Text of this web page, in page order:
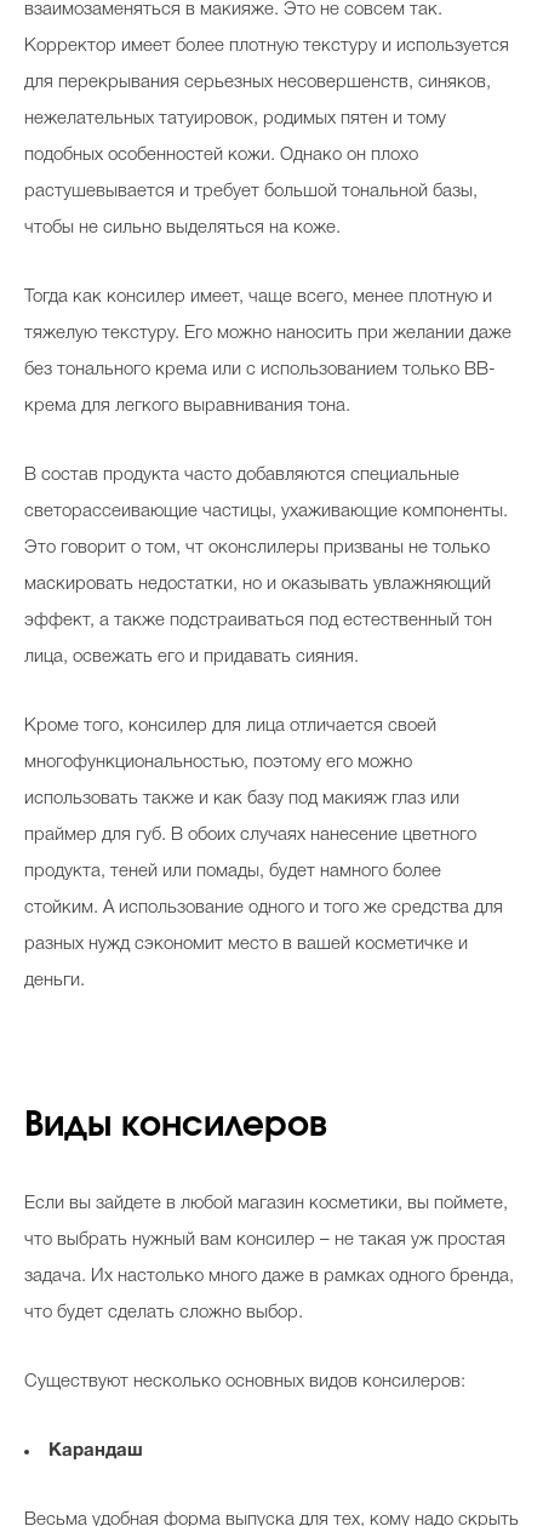
взаимозаменяться в макияже. Это не совсем так.
Корректор имеет более плотную текстуру и используется
для перекрывания серьезных несовершенств, синяков,
нежелательных татуировок, родимых пятен и тому
подобных особенностей кожи. Однако он плохо
растушевывается и требует большой тональной базы,
чтобы не сильно выделяться на коже.
Тогда как консилер имеет, чаще всего, менее плотную и
тяжелую текстуру. Его можно наносить при желании даже
без тонального крема или с использованием только BB-
крема для легкого выравнивания тона.
В состав продукта часто добавляются специальные
светорассеивающие частицы, ухаживающие компоненты.
Это говорит о том, чт оконслилеры призваны не только
маскировать недостатки, но и оказывать увлажняющий
эффект, а также подстраиваться под естественный тон
лица, освежать его и придавать сияния.
Кроме того, консилер для лица отличается своей
многофункциональностью, поэтому его можно
использовать также и как базу под макияж глаз или
праймер для губ. В обоих случаях нанесение цветного
продукта, теней или помады, будет намного более
стойким. А использование одного и того же средства для
разных нужд сэкономит место в вашей косметичке и
деньги.
Виды консилеров
Если вы зайдете в любой магазин косметики, вы поймете,
что выбрать нужный вам консилер – не такая уж простая
задача. Их настолько много даже в рамках одного бренда,
что будет сделать сложно выбор.
Существуют несколько основных видов консилеров:
Карандаш
Весьма удобная форма выпуска для тех, кому надо скрыть